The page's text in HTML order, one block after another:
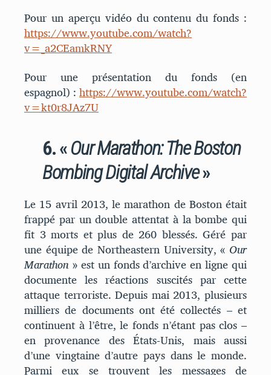
Pour un aperçu vidéo du contenu du fonds :
https://www.youtube.com/watch?
v=_a2CEamkRNY
Pour une présentation du fonds (en
espagnol) :https://www.youtube.com/watch?
v=kt0r8JAz7U
6. «Our Marathon: The Boston
Bombing Digital Archive»
Le 15 avril 2013, le marathon de Boston était
frappé par un double attentat à la bombe qui
fit 3 morts et plus de 260 blessés. Géré par
une équipe de Northeastern University, « Our
Marathon» est un fonds d’archive en ligne qui
documente les réactions suscités par cette
attaque terroriste. Depuis mai 2013, plusieurs
milliers de documents ont été collectés – et
continuent à l’être, le fonds n’étant pas clos –
en provenance des États-Unis, mais aussi
d’une vingtaine d’autre pays dans le monde.
Parmi eux se trouvent les messages de